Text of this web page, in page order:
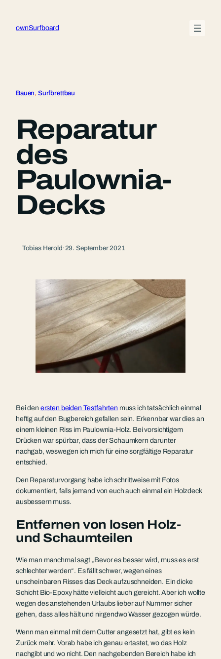
springen
ownSurfboard
Bauen, Surfbrettbau
Reparatur
des
Paulownia-
Decks
Tobias Herold·29. September 2021
Bei den ersten beiden Testfahrten muss ich tatsächlich einmal
heftig auf den Bugbereich gefallen sein. Erkennbar war dies an
einem kleinen Riss im Paulownia-Holz. Bei vorsichtigem
Drücken war spürbar, dass der Schaumkern darunter
nachgab, weswegen ich mich für eine sorgfältige Reparatur
entschied.
Den Reparaturvorgang habe ich schrittweise mit Fotos
dokumentiert, falls jemand von euch auch einmal ein Holzdeck
ausbessern muss.
Entfernen von losen Holz-
und Schaumteilen
Wie man manchmal sagt „Bevor es besser wird, muss es erst
schlechter werden“. Es fällt schwer, wegen eines
unscheinbaren Risses das Deck aufzuschneiden. Ein dicke
Schicht Bio-Epoxy hätte vielleicht auch gereicht. Aber ich wollte
wegen des anstehenden Urlaubs lieber auf Nummer sicher
gehen, dass alles hält und nirgendwo Wasser gezogen würde.
Wenn man einmal mit dem Cutter angesetzt hat, gibt es kein
Zurück mehr. Vorab habe ich genau ertastet, wo das Holz
nachgibt und wo nicht. Den nachgebenden Bereich habe ich